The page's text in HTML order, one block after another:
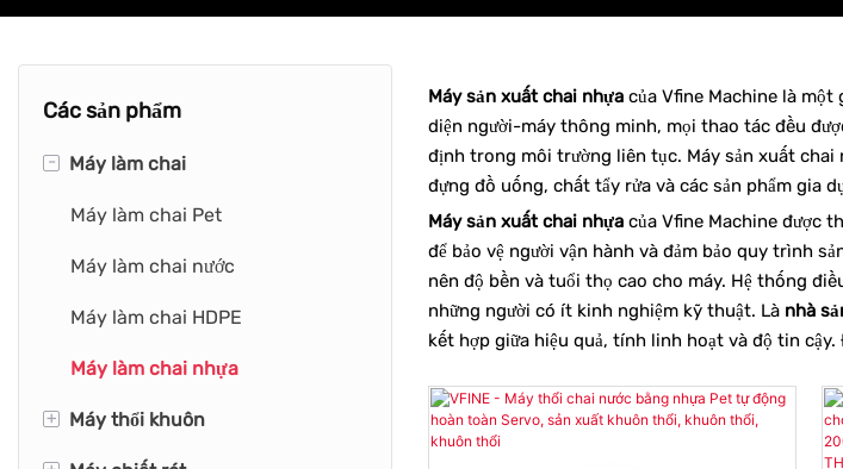
Các sản phẩm
- Máy làm chai
Máy làm chai Pet
Máy làm chai nước
Máy làm chai HDPE
Máy làm chai nhựa
+ Máy thổi khuôn
Máy sản xuất chai nhựacủa Vfine Machine là một
diện người-máy thông minh, mọi thao tác đều
định trong môi trường liên tục. Máy sản xuất chai
đựng đồ uống, chất tẩy rửa và các sản phẩm gia
Máy sản xuất chai nhựacủa Vfine Machine được
để bảo vệ người vận hành và đảm bảo quy trình
nên độ bền và tuổi thọ cao cho máy. Hệ thống
những người có ít kinh nghiệm kỹ thuật. Là nhà
kết hợp giữa hiệu quả, tính linh hoạt và độ tin cậy.